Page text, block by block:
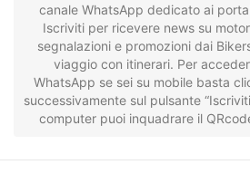
canale WhatsApp dedicato ai
Iscriviti per ricevere news su
segnalazioni e promozioni dai
viaggio con itinerari. Per
WhatsApp se sei su mobile basta
successivamente sul pulsante
computer puoi inquadrare il